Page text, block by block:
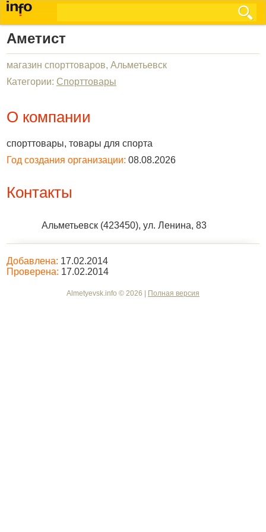
Аметист
магазин спорттоваров, Альметьевск
Категории: Спорттовары
О компании
спорттовары, товары для спорта
Год создания организации: 08.08.2026
Контакты
Альметьевск (423450), ул. Ленина, 83
Добавлена: 17.02.2014
Проверена: 17.02.2014
Almetyevsk.info © 2026 | Полная версия